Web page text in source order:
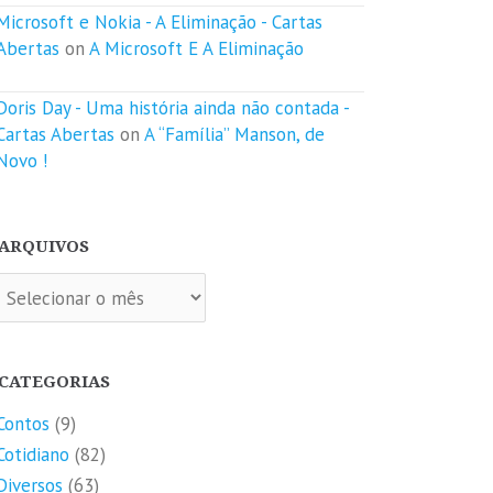
e Nokia - A Eliminação - Cartas
on A Microsoft E A Eliminação
Day - Uma história ainda não contada -
Abertas on A “Família” Manson, de
!
(9)
(82)
(63)